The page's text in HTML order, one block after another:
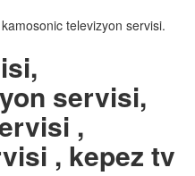
televizyon servisi.
servisi,
,
, kepez tv